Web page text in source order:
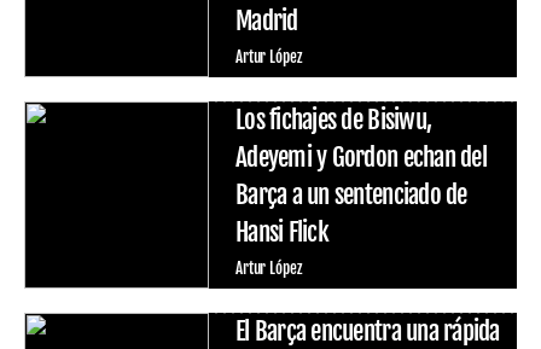
Madrid
Artur López
Los fichajes de Bisiwu,
Adeyemi y Gordon echan del
Barça a un sentenciado de
Hansi Flick
Artur López
El Barça encuentra una rápida